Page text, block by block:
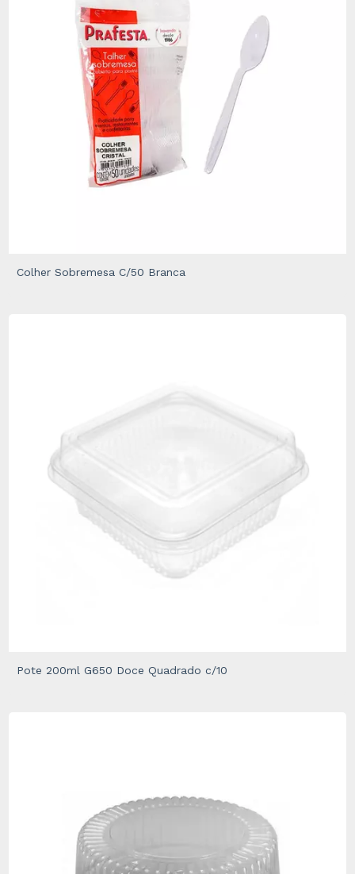
Colher Sobremesa C/50 Branca
Pote 200ml G650 Doce Quadrado c/10